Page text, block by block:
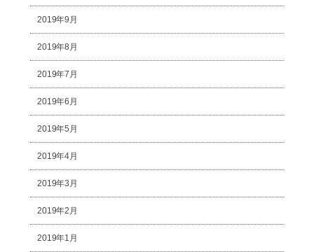
2019年9月
2019年8月
2019年7月
2019年6月
2019年5月
2019年4月
2019年3月
2019年2月
2019年1月